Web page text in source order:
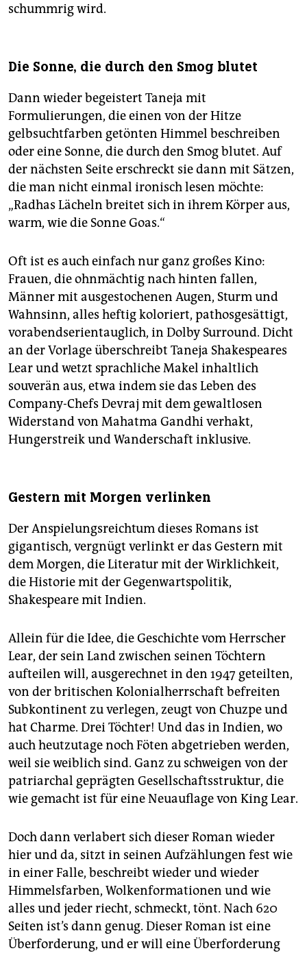
schummrig wird.
Die Sonne, die durch den Smog blutet
Dann wieder begeistert Taneja mit
Formulierungen, die einen von der Hitze
gelbsuchtfarben getönten Himmel beschreiben
oder eine Sonne, die durch den Smog blutet. Auf
der nächsten Seite erschreckt sie dann mit Sätzen,
die man nicht einmal ironisch lesen möchte:
„Radhas Lächeln breitet sich in ihrem Körper aus,
warm, wie die Sonne Goas.“
Oft ist es auch einfach nur ganz großes Kino:
Frauen, die ohnmächtig nach hinten fallen,
Männer mit ausgestochenen Augen, Sturm und
Wahnsinn, alles heftig koloriert, pathosgesättigt,
vorabendserientauglich, in Dolby Surround. Dicht
an der Vorlage überschreibt Taneja Shakespeares
Lear und wetzt sprachliche Makel inhaltlich
souverän aus, etwa indem sie das Leben des
Company-Chefs Devraj mit dem gewaltlosen
Widerstand von Mahatma Gandhi verhakt,
Hungerstreik und Wanderschaft inklusive.
Gestern mit Morgen verlinken
Der Anspielungsreichtum dieses Romans ist
gigantisch, vergnügt verlinkt er das Gestern mit
dem Morgen, die Literatur mit der Wirklichkeit,
die Historie mit der Gegenwartspolitik,
Shakespeare mit Indien.
Allein für die Idee, die Geschichte vom Herrscher
Lear, der sein Land zwischen seinen Töchtern
aufteilen will, ausgerechnet in den 1947 geteilten,
von der britischen Kolonialherrschaft befreiten
Subkontinent zu verlegen, zeugt von Chuzpe und
hat Charme. Drei Töchter! Und das in Indien, wo
auch heutzutage noch Föten abgetrieben werden,
weil sie weiblich sind. Ganz zu schweigen von der
patriarchal geprägten Gesellschaftsstruktur, die
wie gemacht ist für eine Neuauflage von King Lear.
Doch dann verlabert sich dieser Roman wieder
hier und da, sitzt in seinen Aufzählungen fest wie
in einer Falle, beschreibt wieder und wieder
Himmelsfarben, Wolkenformationen und wie
alles und jeder riecht, schmeckt, tönt. Nach 620
Seiten ist’s dann genug. Dieser Roman ist eine
Überforderung, und er will eine Überforderung